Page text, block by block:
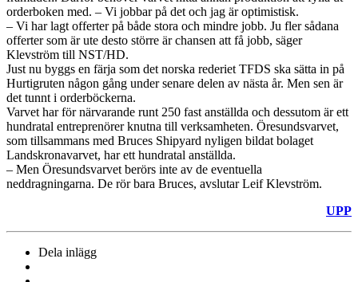
orderboken med. – Vi jobbar på det och jag är optimistisk.
– Vi har lagt offerter på både stora och mindre jobb. Ju fler sådana
offerter som är ute desto större är chansen att få jobb, säger
Klevström till NST/HD.
Just nu byggs en färja som det norska rederiet TFDS ska sätta in på
Hurtigruten någon gång under senare delen av nästa år. Men sen är
det tunnt i orderböckerna.
Varvet har för närvarande runt 250 fast anställda och dessutom är ett
hundratal entreprenörer knutna till verksamheten. Öresundsvarvet,
som tillsammans med Bruces Shipyard nyligen bildat bolaget
Landskronavarvet, har ett hundratal anställda.
– Men Öresundsvarvet berörs inte av de eventuella
neddragningarna. De rör bara Bruces, avslutar Leif Klevström.
UPP
Dela inlägg